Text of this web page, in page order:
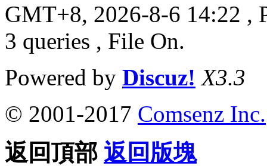
GMT+8, 2026-8-6 14:22 ,
3 queries , File On.
Powered by Discuz! X3.3
© 2001-2017 Comsenz Inc.
返回頂部 返回版塊